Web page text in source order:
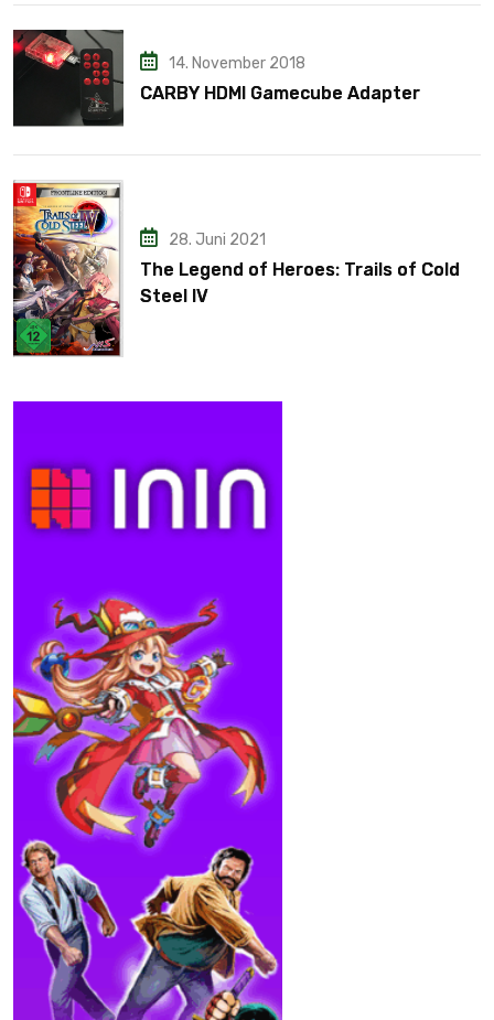
14. November 2018
CARBY HDMI Gamecube Adapter
28. Juni 2021
The Legend of Heroes: Trails of Cold
Steel IV